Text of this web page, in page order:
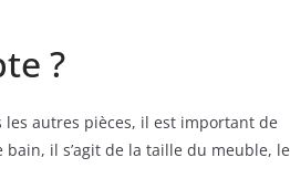
?
autres pièces, il est important de
il s’agit de la taille du meuble, le